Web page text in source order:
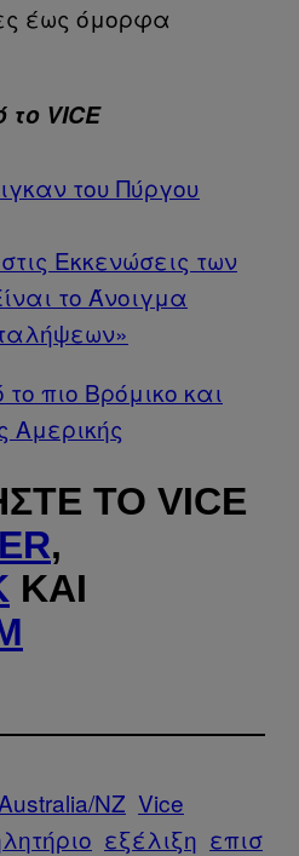
έως όμορφα
VICE
του Πύργου
Εκκενώσεις των
το Άνοιγμα
πιο Βρόμικο και
Αμερικής
ΤΟ VICE
,
ΚΑΙ
NZ Vice
εξέλιξη επισ